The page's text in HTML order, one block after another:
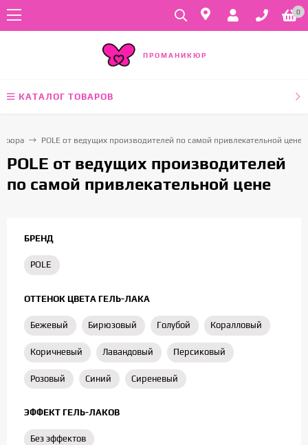
0
ПРОМАНИКЮР
КАТАЛОГ ТОВАРОВ
POLE от ведущих производителей по самой привлекательной цене
POLE от ведущих производителей
по самой привлекательной цене
БРЕНД
POLE
ОТТЕНОК ЦВЕТА ГЕЛЬ-ЛАКА
Бежевый Бирюзовый Голубой Коралловый
Коричневый Лавандовый Персиковый
Розовый Синий Сиреневый
ЭФФЕКТ ГЕЛЬ-ЛАКОВ
Без эффектов